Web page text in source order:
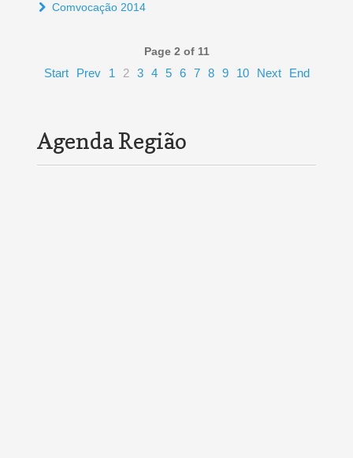
Comvocação 2014
Page 2 of 11
Start Prev 1 2 3 4 5 6 7 8 9 10 Next End
Agenda Região